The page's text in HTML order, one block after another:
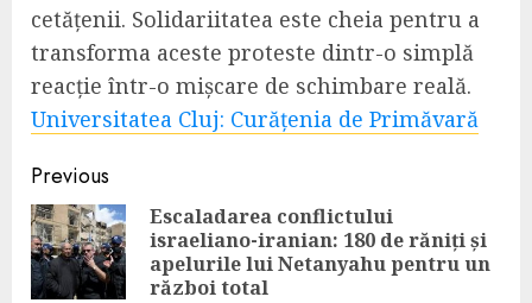
cetățenii. Solidariitatea este cheia pentru a
transforma aceste proteste dintr-o simplă
reacție într-o mișcare de schimbare reală.
Universitatea Cluj: Curățenia de Primăvară
Continue
Reading
Previous
Escaladarea conflictului
israeliano-iranian: 180 de răniți și
apelurile lui Netanyahu pentru un
război total